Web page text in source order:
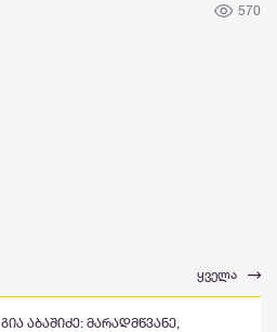
570
ყველა
გია აბაშიძე: მარადმწვანე,